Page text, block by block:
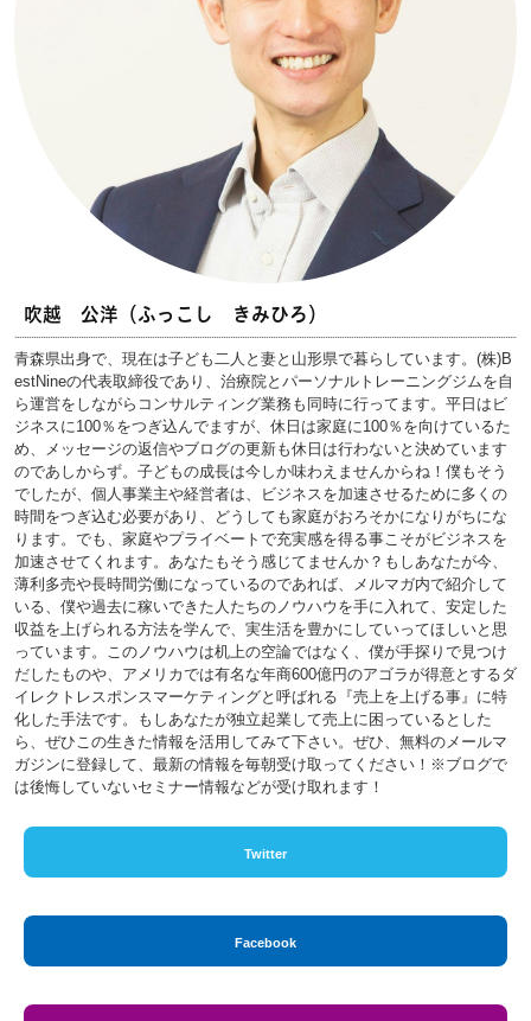
吹越 公洋（ふっこし きみひろ）
青森県出身で、現在は子ども二人と妻と山形県で暮らしています。(株)B
estNineの代表取締役であり、治療院とパーソナルトレーニングジムを自
ら運営をしながらコンサルティング業務も同時に行ってます。平日はビ
ジネスに100％をつぎ込んでますが、休日は家庭に100％を向けているた
め、メッセージの返信やブログの更新も休日は行わないと決めています
のであしからず。子どもの成長は今しか味わえませんからね！僕もそう
でしたが、個人事業主や経営者は、ビジネスを加速させるために多くの
時間をつぎ込む必要があり、どうしても家庭がおろそかになりがちにな
ります。でも、家庭やプライベートで充実感を得る事こそがビジネスを
加速させてくれます。あなたもそう感じてませんか？もしあなたが今、
薄利多売や長時間労働になっているのであれば、メルマガ内で紹介して
いる、僕や過去に稼いできた人たちのノウハウを手に入れて、安定した
収益を上げられる方法を学んで、実生活を豊かにしていってほしいと思
っています。このノウハウは机上の空論ではなく、僕が手探りで見つけ
だしたものや、アメリカでは有名な年商600億円のアゴラが得意とするダ
イレクトレスポンスマーケティングと呼ばれる『売上を上げる事』に特
化した手法です。もしあなたが独立起業して売上に困っているとした
ら、ぜひこの生きた情報を活用してみて下さい。ぜひ、無料のメールマ
ガジンに登録して、最新の情報を毎朝受け取ってください！※ブログで
は後悔していないセミナー情報などが受け取れます！
Twitter
Facebook